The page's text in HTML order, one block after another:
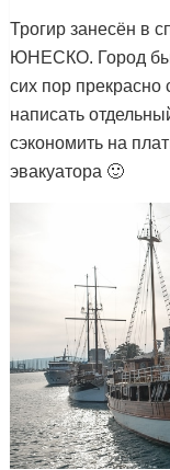
Трогир занесён в
ЮНЕСКО. Город
сих пор прекрасно
написать
сэкономить на
эвакуатора 🙂